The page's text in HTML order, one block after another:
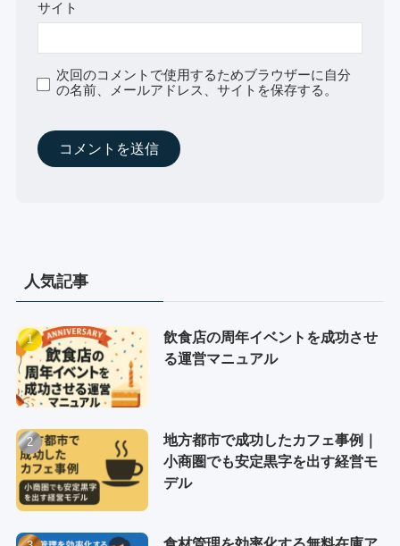
サイト
次回のコメントで使用するためブラウザーに自分
の名前、メールアドレス、サイトを保存する。
人気記事
飲食店の周年イベントを成功させ
る運営マニュアル
地方都市で成功したカフェ事例｜
小商圏でも安定黒字を出す経営モ
デル